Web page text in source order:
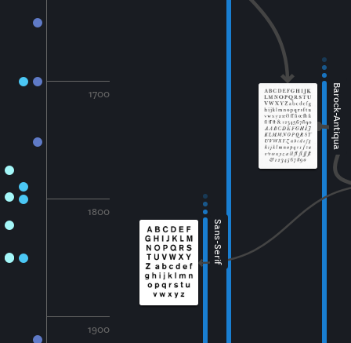
1700
1800
1900
Barock-Antiqua
Sans-Serif